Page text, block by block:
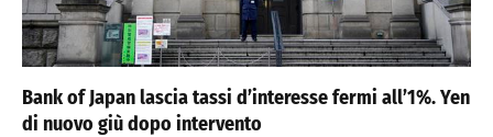
Bank of Japan lascia tassi d’interesse fermi all’1%. Yen
di nuovo giù dopo intervento